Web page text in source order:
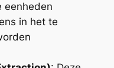
eenheden
in het te